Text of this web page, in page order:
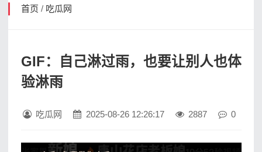
首页 / 吃瓜网
GIF：自己淋过雨，也要让别人也体
验淋雨
吃瓜网 2025-08-26 12:26:17 2887 0